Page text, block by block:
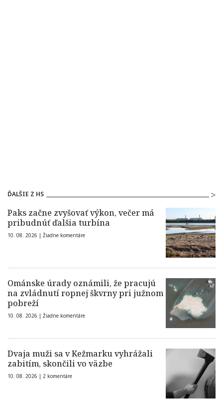
ĎALŠIE Z HS
Paks začne zvyšovať výkon, večer má
pribudnúť ďalšia turbína
10. 08. 2026 | Žiadne komentáre
Ománske úrady oznámili, že pracujú
na zvládnutí ropnej škvrny pri južnom
pobreží
10. 08. 2026 | Žiadne komentáre
Dvaja muži sa v Kežmarku vyhrážali
zabitím, skončili vo väzbe
10. 08. 2026 | 2 komentáre